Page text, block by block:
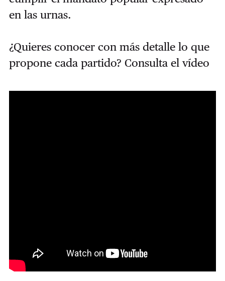
en las urnas.
¿Quieres conocer con más detalle lo que
propone cada partido? Consulta el vídeo